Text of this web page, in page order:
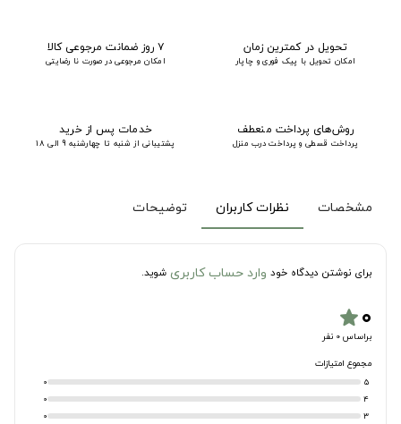
تحویل در کمترین زمان
امکان تحویل با پیک فوری و چاپار
۷ روز ضمانت مرجوعی کالا
امکان مرجوعی در صورت نا رضایتی
روش‌های پرداخت منعطف
پرداخت قسطی و پرداخت درب منزل
خدمات پس از خرید
پشتیبانی از شنبه تا چهارشنبه 9 الی 18
مشخصات نظرات کاربران توضیحات
برای نوشتن دیدگاه خود وارد حساب کاربری شوید.
۰star
براساس 0 نفر
مجموع امتیازات
5
0
4
0
3
0